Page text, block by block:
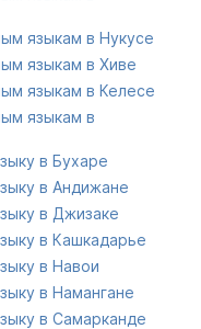
языкам в Нукусе
языкам в Хиве
языкам в Келесе
языкам в
в Бухаре
в Андижане
в Джизаке
в Кашкадарье
в Навои
в Намангане
в Самарканде